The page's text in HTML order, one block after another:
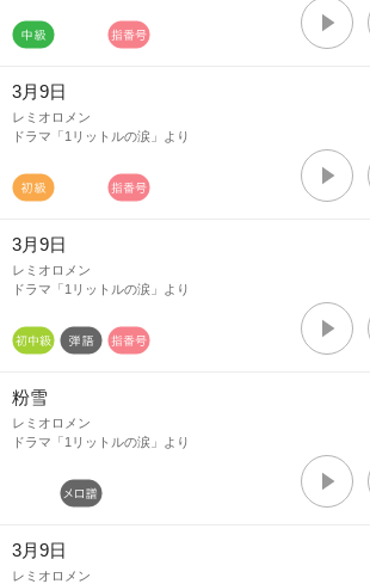
3月9日
レミオロメン
ドラマ「1リットルの涙」より
3月9日
レミオロメン
ドラマ「1リットルの涙」より
粉雪
レミオロメン
ドラマ「1リットルの涙」より
3月9日
レミオロメン